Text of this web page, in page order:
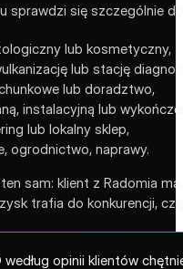
sprawdzi się szczególnie
lub kosmetyczny,
lub stację
lub doradztwo,
instalacyjną lub
lub lokalny sklep,
ogrodnictwo, naprawy.
sam: klient z Radomia
trafia do konkurencji,
według opinii klientów